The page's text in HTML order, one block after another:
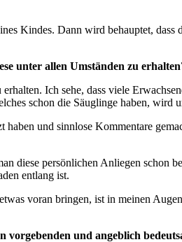
Kindes. Dann wird behauptet, dass
unter allen Umständen zu
Ich sehe, dass viele
schon die Säuglinge haben, wird
haben und sinnlose Kommentare
diese persönlichen Anliegen schon
entlang ist.
voran bringen, ist in meinen
und angeblich